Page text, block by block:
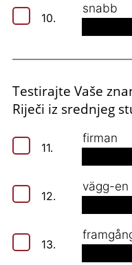
10.
snabb
Testirajte Vaše
Riječi iz srednjeg
11.
firman
12.
vägg-en
13.